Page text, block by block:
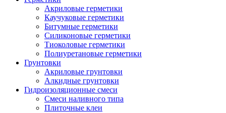
Акриловые герметики
Каучуковые герметики
Битумные герметики
Силиконовые герметики
Тиоколовые герметики
Полиуретановые герметики
Грунтовки
Акриловые грунтовки
Алкидные грунтовки
Гидроизоляционные смеси
Смеси наливного типа
Плиточные клеи